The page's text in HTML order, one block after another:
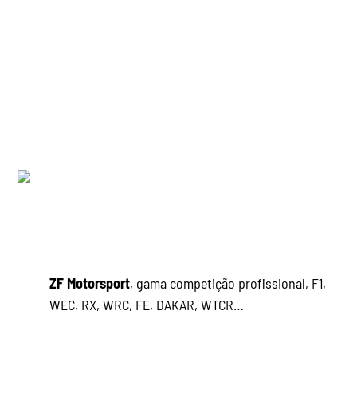
ZF Motorsport, gama competição profissional, F1,
WEC, RX, WRC, FE, DAKAR, WTCR…